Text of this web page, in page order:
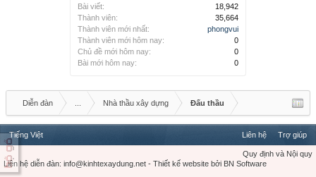
Bài viết:
18,942
Thành viên:
35,664
Thành viên mới nhất:
phongvui
Thành viên mới hôm nay:
0
Chủ đề mới hôm nay:
0
Bài mới hôm nay:
0
Diễn đàn Nhà thầu xây dựng Đấu thầu
Tiếng Việt Liên hệ Trợ giúp
Quy định và Nội quy
Liên hệ diễn đàn: info@kinhtexaydung.net - Thiết kế website bởi BN Software